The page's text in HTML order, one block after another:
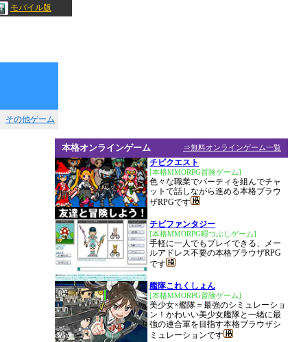
モバイル版
その他ゲーム
⇒無料オンラインゲーム一覧
本格オンラインゲーム
チビクエスト
[本格MMORPG冒険ゲーム]
色々な職業でパーティを組んでチャ
ットで話しながら進める本格ブラウ
ザRPGです
チビファンタジー
[本格MMORPG暇つぶしゲーム]
手軽に一人でもプレイできる、メー
ルアドレス不要の本格ブラウザRPG
です
艦隊これくしょん
[本格MMORPG冒険ゲーム]
美少女×艦隊＝最強のシミュレーショ
ン！かわいい美少女艦隊と一緒に最
強の連合軍を目指す本格ブラウザシ
ミュレーションです